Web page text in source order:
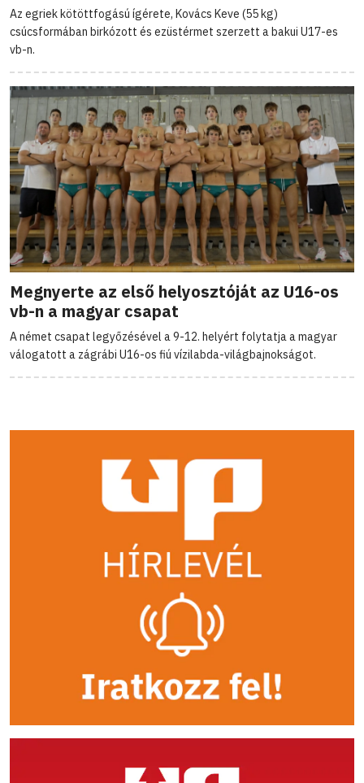
Az egriek kötöttfogású ígérete, Kovács Keve (55 kg)
csúcsformában birkózott és ezüstérmet szerzett a bakui U17-es
vb-n.
Megnyerte az első helyosztóját az U16-os
vb-n a magyar csapat
A német csapat legyőzésével a 9-12. helyért folytatja a magyar
válogatott a zágrábi U16-os fiú vízilabda-világbajnokságot.